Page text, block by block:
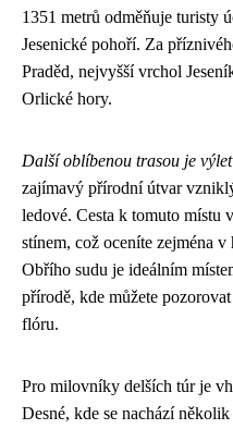
1351 metrů odměňuje turisty
Jesenické pohoří. Za
Praděd, nejvyšší vrchol
Orlické hory.
Další oblíbenou trasou je
zajímavý přírodní útvar
ledové. Cesta k tomuto místu
stínem, což oceníte zejména
Obřího sudu je ideálním
přírodě, kde můžete
flóru.
Pro milovníky delších túr je
Desné, kde se nachází